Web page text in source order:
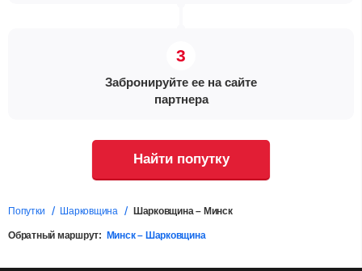
Забронируйте ее на сайте
партнера
Найти попутку
Попутки Шарковщина Шарковщина – Минск
Обратный маршрут: Минск – Шарковщина